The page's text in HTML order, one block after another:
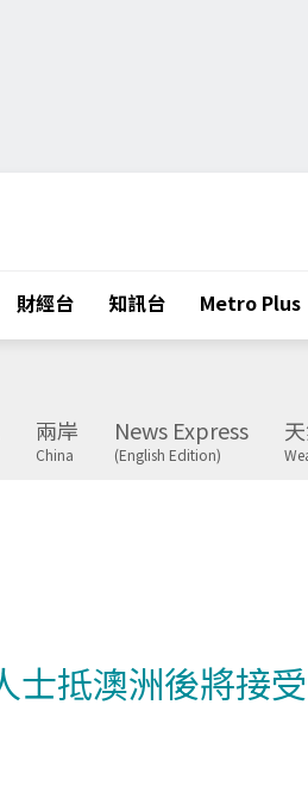
財經台 知訊台 Metro Plus
兩岸
China
News Express
(English Edition)
士抵澳洲後將接